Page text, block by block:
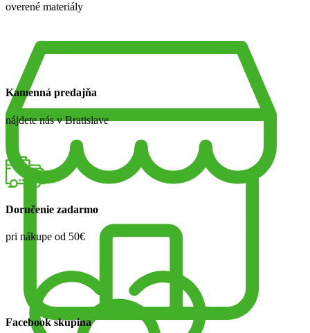
overené materiály
Kamenná predajňa
nájdete nás v Bratislave
Doručenie zadarmo
pri nákupe od 50€
Facebook skupina